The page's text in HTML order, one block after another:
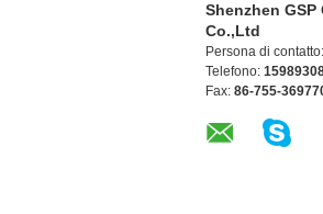
Shenzhen GSP
Co.,Ltd
Persona di contatto:
Telefono:
Fax: 86-755-